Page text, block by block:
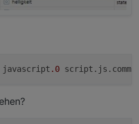
	javascript
.0